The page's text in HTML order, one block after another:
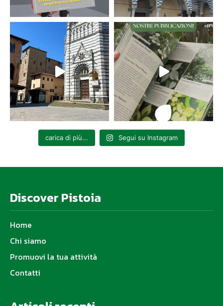
carica di più... Segui su Instagram
Discover Pistoia
Home
Chi siamo
Promuovi la tua attività
Contatti